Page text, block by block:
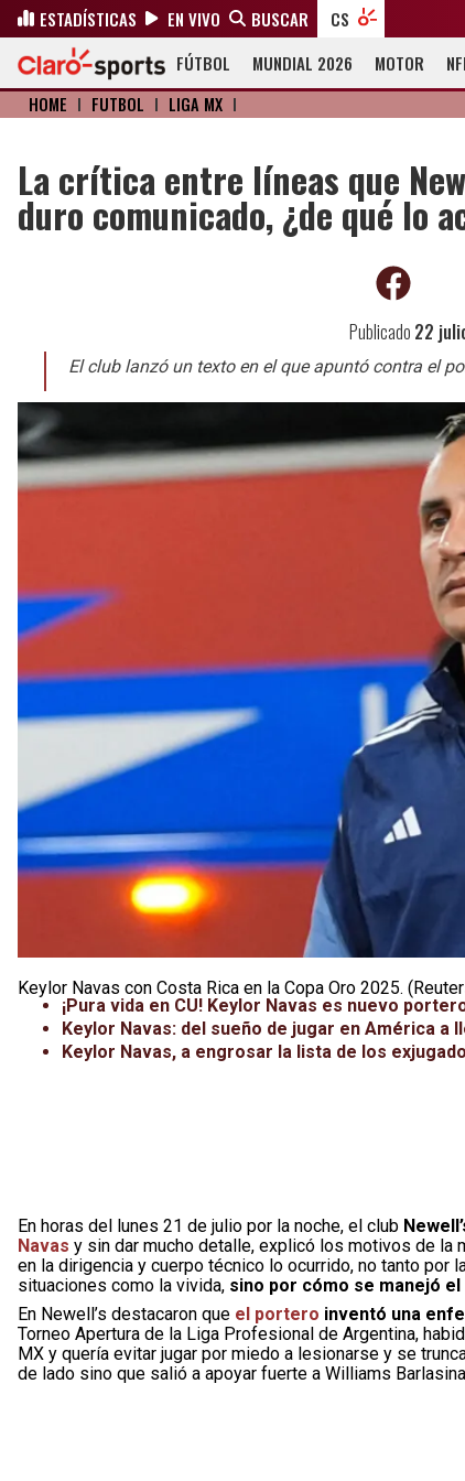
ESTADÍSTICAS EN VIVO BUSCAR
CS
FÚTBOL
MUNDIAL 2026 MOTOR
HOME I FÚTBOL I LIGA MX I
La crítica entre líneas que
duro comunicado, ¿de qué lo
Publicado 22
El club lanzó un texto en el que apuntó contra el
Keylor Navas con Costa Rica en la Copa Oro 2025.
¡Pura vida en CU! Keylor Navas es nuevo
Keylor Navas: del sueño de jugar en América a
Keylor Navas, a engrosar la lista de los
En horas del lunes 21 de julio por la noche, el club
Navas y sin dar mucho detalle, explicó los motivos de la
en la dirigencia y cuerpo técnico lo ocurrido, no tanto
situaciones como la vivida, sino por cómo se manejó
En Newell’s destacaron que el portero inventó una
Torneo Apertura de la Liga Profesional de Argentina,
MX y quería evitar jugar por miedo a lesionarse y se
de lado sino que salió a apoyar fuerte a Williams